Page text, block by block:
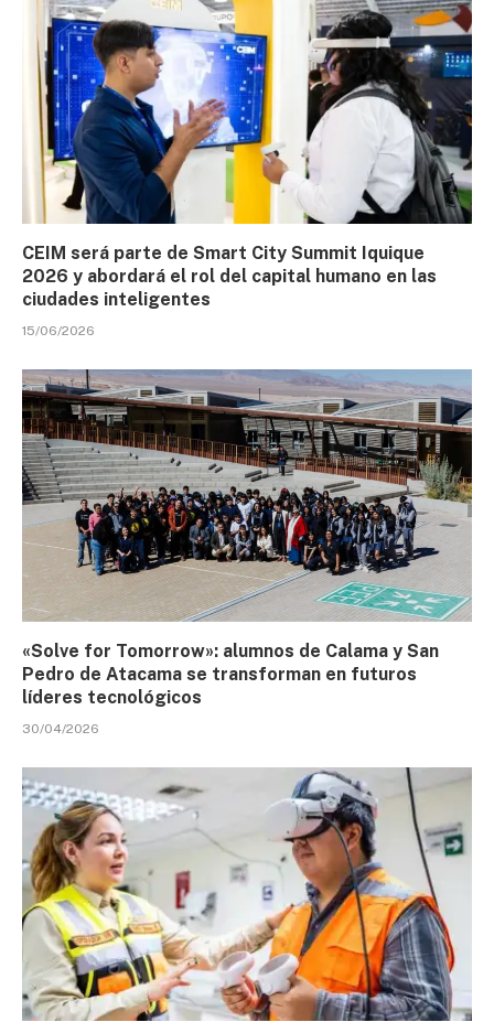
CEIM será parte de Smart City Summit Iquique
2026 y abordará el rol del capital humano en las
ciudades inteligentes
15/06/2026
«Solve for Tomorrow»: alumnos de Calama y San
Pedro de Atacama se transforman en futuros
líderes tecnológicos
30/04/2026